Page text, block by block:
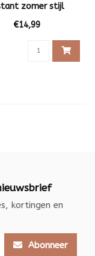
zomer stijl
€14,99
kortingen en
Abonneer